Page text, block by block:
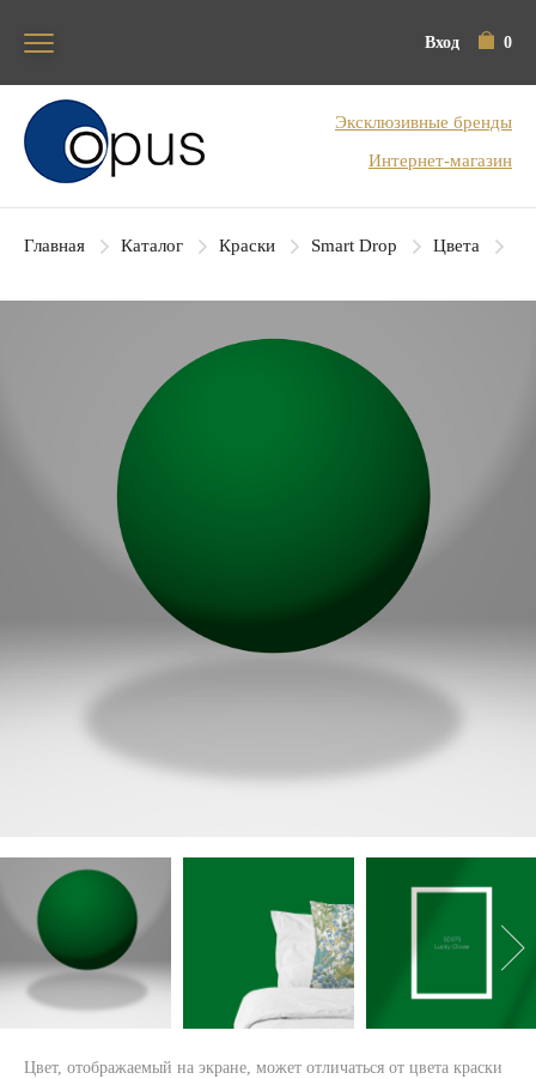
Вход 0
Блок поиска
Эксклюзивные бренды
Интернет-магазин
Главная Каталог Краски Smart Drop Цвета
Цвет, отображаемый на экране, может отличаться от цвета краски